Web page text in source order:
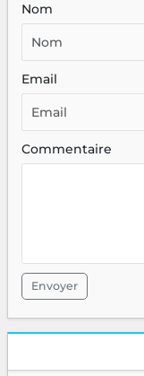
Nom
Email
Commentaire
Envoyer